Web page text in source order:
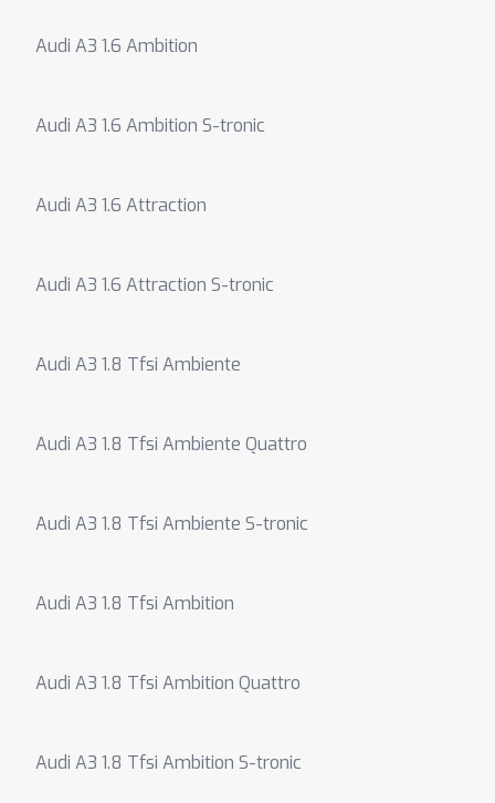
Audi A3 1.6 Ambition
Audi A3 1.6 Ambition S-tronic
Audi A3 1.6 Attraction
Audi A3 1.6 Attraction S-tronic
Audi A3 1.8 Tfsi Ambiente
Audi A3 1.8 Tfsi Ambiente Quattro
Audi A3 1.8 Tfsi Ambiente S-tronic
Audi A3 1.8 Tfsi Ambition
Audi A3 1.8 Tfsi Ambition Quattro
Audi A3 1.8 Tfsi Ambition S-tronic